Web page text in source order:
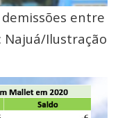
entre
Najuá/Ilustração